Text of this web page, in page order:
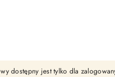
dostępny jest tylko dla